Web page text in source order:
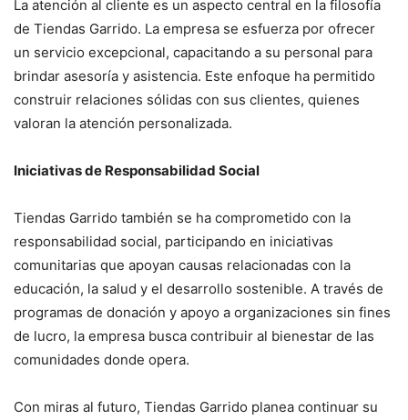
La atención al cliente es un aspecto central en la filosofía
de Tiendas Garrido. La empresa se esfuerza por ofrecer
un servicio excepcional, capacitando a su personal para
brindar asesoría y asistencia. Este enfoque ha permitido
construir relaciones sólidas con sus clientes, quienes
valoran la atención personalizada.
Iniciativas de Responsabilidad Social
Tiendas Garrido también se ha comprometido con la
responsabilidad social, participando en iniciativas
comunitarias que apoyan causas relacionadas con la
educación, la salud y el desarrollo sostenible. A través de
programas de donación y apoyo a organizaciones sin fines
de lucro, la empresa busca contribuir al bienestar de las
comunidades donde opera.
Con miras al futuro, Tiendas Garrido planea continuar su